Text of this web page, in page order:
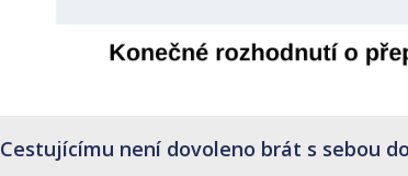
Cestujícímu není dovoleno brát s sebou